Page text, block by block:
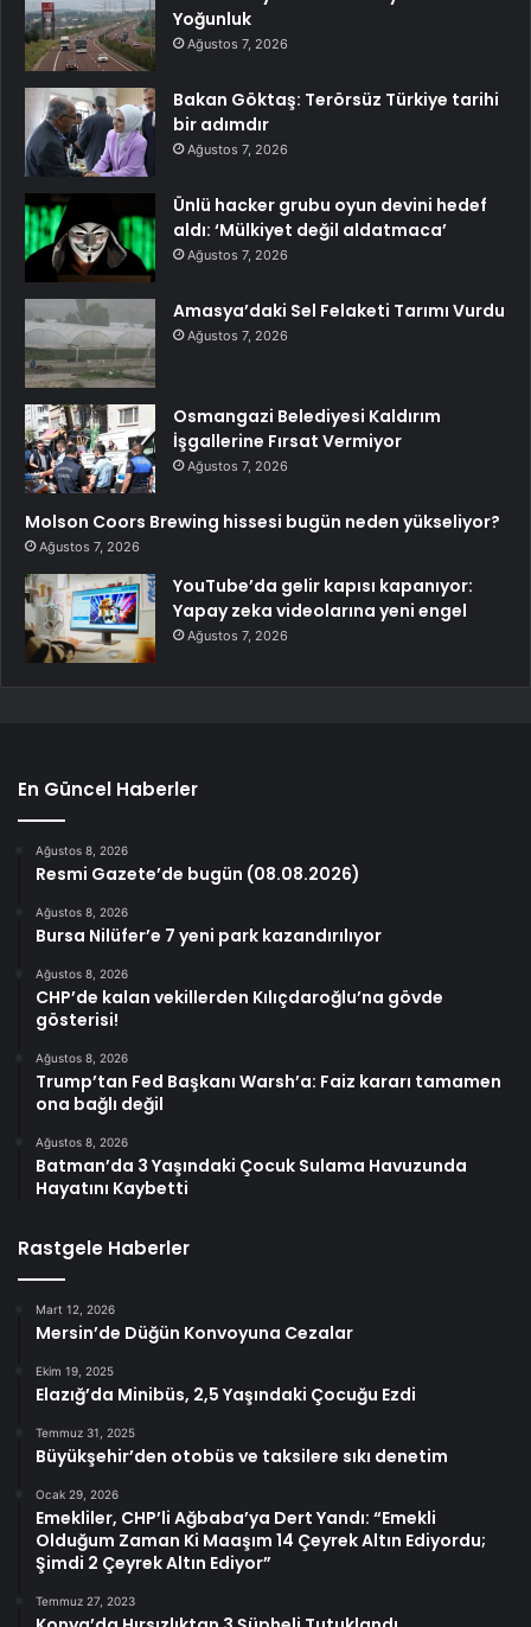
Yoğunluk
Ağustos 7, 2026
Bakan Göktaş: Terörsüz Türkiye tarihi
bir adımdır
Ağustos 7, 2026
Ünlü hacker grubu oyun devini hedef
aldı: ‘Mülkiyet değil aldatmaca’
Ağustos 7, 2026
Amasya’daki Sel Felaketi Tarımı Vurdu
Ağustos 7, 2026
Osmangazi Belediyesi Kaldırım
İşgallerine Fırsat Vermiyor
Ağustos 7, 2026
Molson Coors Brewing hissesi bugün neden yükseliyor?
Ağustos 7, 2026
YouTube’da gelir kapısı kapanıyor:
Yapay zeka videolarına yeni engel
Ağustos 7, 2026
En Güncel Haberler
Ağustos 8, 2026
Resmi Gazete’de bugün (08.08.2026)
Ağustos 8, 2026
Bursa Nilüfer’e 7 yeni park kazandırılıyor
Ağustos 8, 2026
CHP’de kalan vekillerden Kılıçdaroğlu’na gövde
gösterisi!
Ağustos 8, 2026
Trump’tan Fed Başkanı Warsh’a: Faiz kararı tamamen
ona bağlı değil
Ağustos 8, 2026
Batman’da 3 Yaşındaki Çocuk Sulama Havuzunda
Hayatını Kaybetti
Rastgele Haberler
Mart 12, 2026
Mersin’de Düğün Konvoyuna Cezalar
Ekim 19, 2025
Elazığ’da Minibüs, 2,5 Yaşındaki Çocuğu Ezdi
Temmuz 31, 2025
Büyükşehir’den otobüs ve taksilere sıkı denetim
Ocak 29, 2026
Emekliler, CHP’li Ağbaba’ya Dert Yandı: “Emekli
Olduğum Zaman Ki Maaşım 14 Çeyrek Altın Ediyordu;
Şimdi 2 Çeyrek Altın Ediyor”
Temmuz 27, 2023